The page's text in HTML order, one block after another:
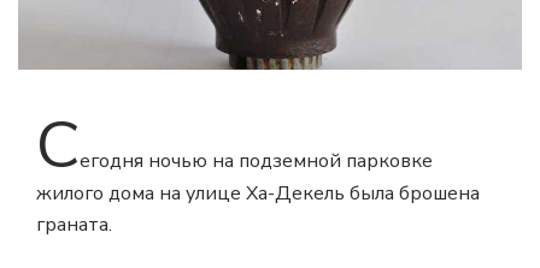
Сегодня ночью на подземной парковке
жилого дома на улице Ха-Декель была брошена
граната.